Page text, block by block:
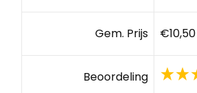
Gem. Prijs €10,50
Beoordeling